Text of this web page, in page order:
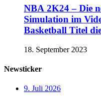
NBA 2K24 – Die
Simulation im
Basketball Titel
18. September 2023
Newsticker
9. Juli 2026